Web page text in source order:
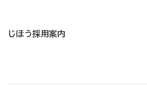
じほう採用案内